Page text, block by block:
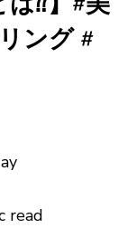
ング #
read